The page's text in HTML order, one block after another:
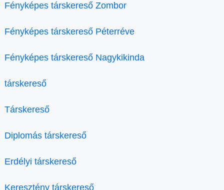
Fényképes társkereső Zombor
Fényképes társkereső Péterréve
Fényképes társkereső Nagykikinda
társkereső
Társkereső
Diplomás társkereső
Erdélyi társkereső
Keresztény társkereső